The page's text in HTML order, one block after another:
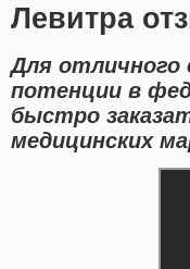
Левитра
Для отличного
потенции в
быстро
медицинских